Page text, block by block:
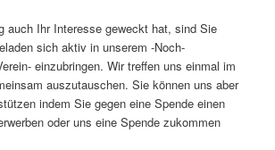
auch Ihr Interesse geweckt hat, sind Sie
sich aktiv in unserem -Noch-
einzubringen. Wir treffen uns einmal im
auszutauschen. Sie können uns aber
indem Sie gegen eine Spende einen
oder uns eine Spende zukommen